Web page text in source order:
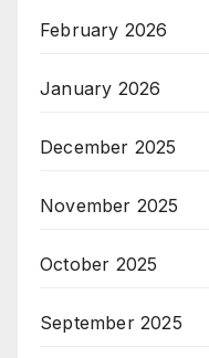
February 2026
January 2026
December 2025
November 2025
October 2025
September 2025